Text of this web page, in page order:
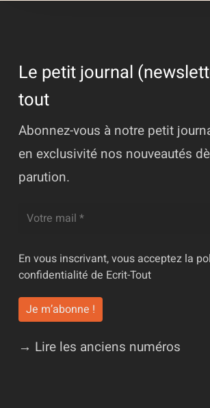
Le petit journal
tout
Abonnez-vous à notre petit
en exclusivité nos nouveautés
parution.
En vous inscrivant, vous acceptez la
confidentialité de Ecrit-Tout
→ Lire les anciens numéros